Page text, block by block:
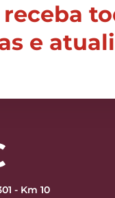
e
- Km 10